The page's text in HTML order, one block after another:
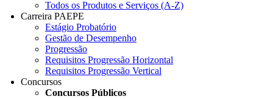
Todos os Produtos e Serviços (A-Z)
Carreira PAEPE
Estágio Probatório
Gestão de Desempenho
Progressão
Requisitos Progressão Horizontal
Requisitos Progressão Vertical
Concursos
Concursos Públicos